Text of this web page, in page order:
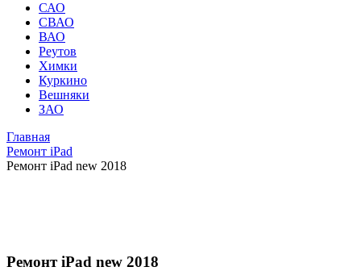
САО
СВАО
ВАО
Реутов
Химки
Куркино
Вешняки
ЗАО
Главная
Ремонт iPad
Ремонт iPad new 2018
Ремонт iPad new 2018